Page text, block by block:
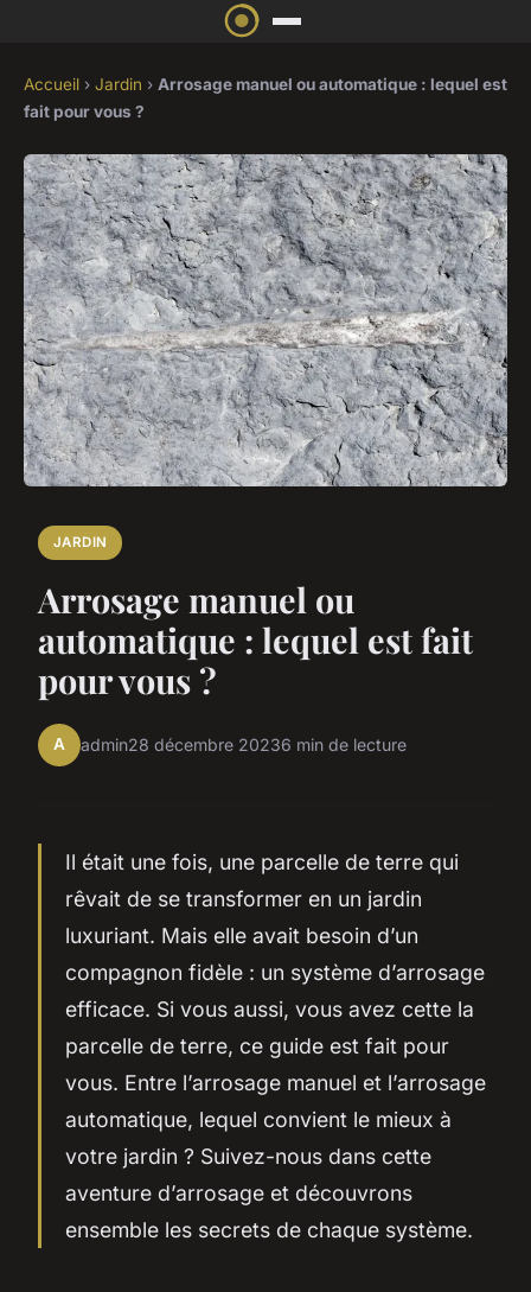
Accueil › Jardin › Arrosage manuel ou automatique : lequel est
fait pour vous ?
JARDIN
Arrosage manuel ou
automatique : lequel est fait
pour vous ?
A admin28 décembre 20236 min de lecture
Il était une fois, une parcelle de terre qui
rêvait de se transformer en un jardin
luxuriant. Mais elle avait besoin d’un
compagnon fidèle : un système d’arrosage
efficace. Si vous aussi, vous avez cette la
parcelle de terre, ce guide est fait pour
vous. Entre l’arrosage manuel et l’arrosage
automatique, lequel convient le mieux à
votre jardin ? Suivez-nous dans cette
aventure d’arrosage et découvrons
ensemble les secrets de chaque système.